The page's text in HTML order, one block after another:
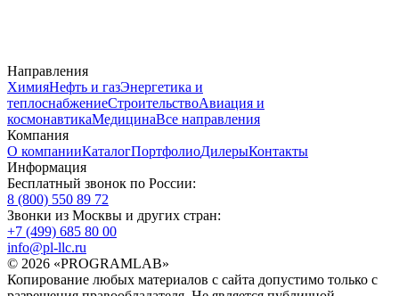
Направления
ХимияНефть и газЭнергетика и
теплоснабжениеСтроительствоАвиация и
космонавтикаМедицинаВсе направления
Компания
О компанииКаталогПортфолиоДилерыКонтакты
Информация
Бесплатный звонок по России:
8 (800) 550 89 72
Звонки из Москвы и других стран:
+7 (499) 685 80 00
info@pl-llc.ru
© 2026 «PROGRAMLAB»
Копирование любых материалов с сайта допустимо только с